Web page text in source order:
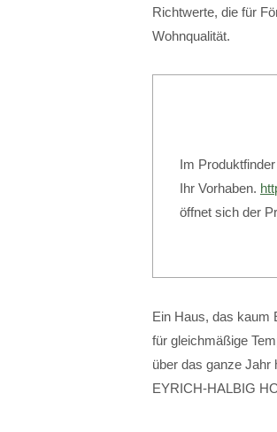
Richtwerte, die für
Wohnqualität.
Im
Ihr Vorhaben.
öffnet sich der
Ein Haus, das kaum
für gleichmäßige
über das ganze Jahr
EYRICH-HALBIG